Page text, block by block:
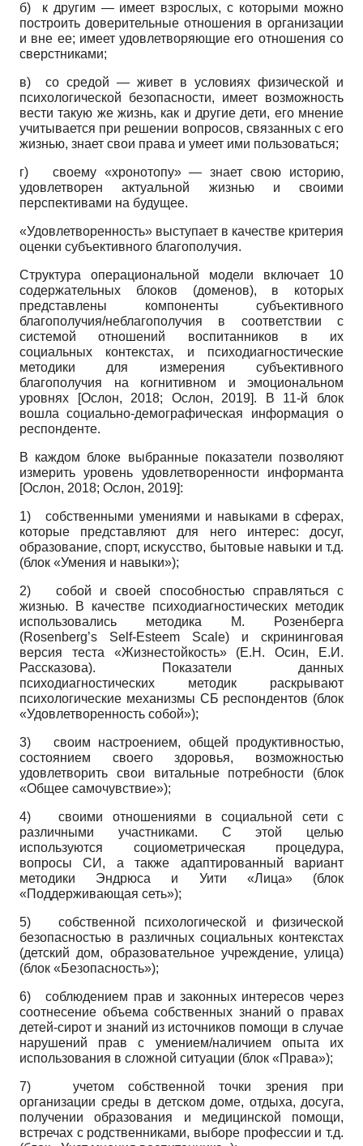
б) к другим — имеет взрослых, с которыми можно
построить доверительные отношения в организации
и вне ее; имеет удовлетворяющие его отношения со
сверстниками;
в) со средой — живет в условиях физической и
психологической безопасности, имеет возможность
вести такую же жизнь, как и другие дети, его мнение
учитывается при решении вопросов, связанных с его
жизнью, знает свои права и умеет ими пользоваться;
г) своему «хронотопу» — знает свою историю,
удовлетворен актуальной жизнью и своими
перспективами на будущее.
«Удовлетворенность» выступает в качестве критерия
оценки субъективного благополучия.
Структура операциональной модели включает 10
содержательных блоков (доменов), в которых
представлены компоненты субъективного
благополучия/неблагополучия в соответствии с
системой отношений воспитанников в их
социальных контекстах, и психодиагностические
методики для измерения субъективного
благополучия на когнитивном и эмоциональном
уровнях
[Ослон, 2018; Ослон, 2019]. В 11-й блок
вошла социально-демографическая информация о
респонденте.
В каждом блоке выбранные показатели позволяют
измерить уровень удовлетворенности информанта
[Ослон, 2018; Ослон, 2019]:
1)собственными умениями и навыками в сферах,
которые представляют для него интерес: досуг,
образование, спорт, искусство, бытовые навыки и т.д.
(блок «Умения и навыки»);
2) собой и своей способностью справляться с
жизнью. В качестве психодиагностических методик
использовались методика М. Розен­берга
(Rosenberg’s Self-Esteem Scale) и скри­нинговая
версия теста «Жизнестойкость» (Е.Н. Осин, Е.И.
Рассказова). Показатели данных
психодиагностических методик раскрывают
психологические механизмы СБ респондентов (блок
«Удовлетворенность собой»);
3) своим настроением, общей продуктивностью,
состоянием своего здоровья, возможностью
удовлетворить свои витальные потребности (блок
«Общее самочувствие»);
4)своими отношениями в социальной сети с
различными участниками. С этой целью
используются социометрическая процедура,
вопросы СИ, а также адаптированный вариант
методики Эндрюса и Уити «Лица» (блок
«Поддерживающая сеть»);
5) собственной психологической и физической
безопасностью в различных социальных контекстах
(детский дом, образовательное учреждение, улица)
(блок «Безопасность»);
6)соблюдением прав и законных интересов через
соотнесение объема собственных знаний о правах
детей-сирот и знаний из источников помощи в случае
нарушений прав с умением/наличием опыта их
использования в сложной ситуации (блок «Права»);
7) учетом собственной точки зрения при
организации среды в детском доме, отдыха, досуга,
получении образования и медицинской помощи,
встречах с родственниками, выборе профессии и т.д.